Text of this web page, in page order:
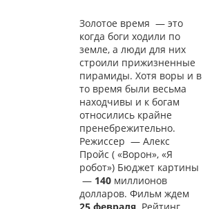
Золотое время — это
когда боги ходили по
земле, а люди для них
строили прижизненные
пирамиды. Хотя воры и в
то время были весьма
находчивы и к богам
относились крайне
пренебрежительно.
Режиссер — Алекс
Пройс ( «Ворон», «Я
робот») Бюджет картины
— 140 миллионов
долларов. Фильм ждем